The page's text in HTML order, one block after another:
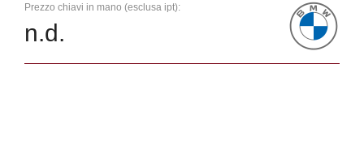
Prezzo chiavi in mano (esclusa ipt):
n.d.